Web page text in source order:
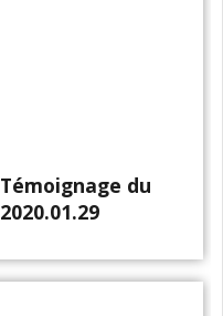
Témoignage du
2020.01.29